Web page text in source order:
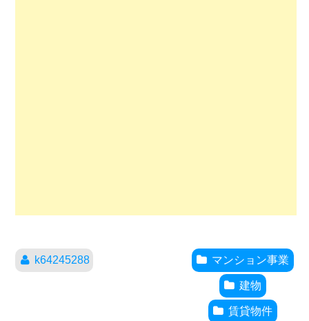
k64245288 マンション事業
建物
賃貸物件